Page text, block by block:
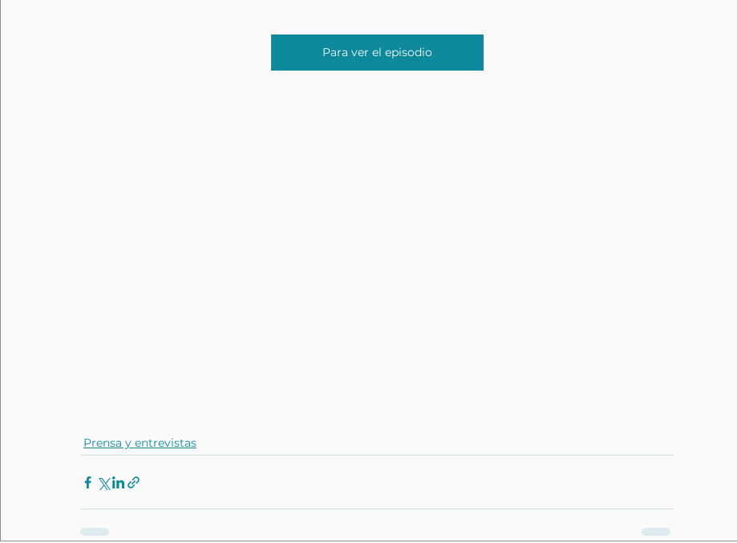
Para ver el episodio
Prensa y entrevistas